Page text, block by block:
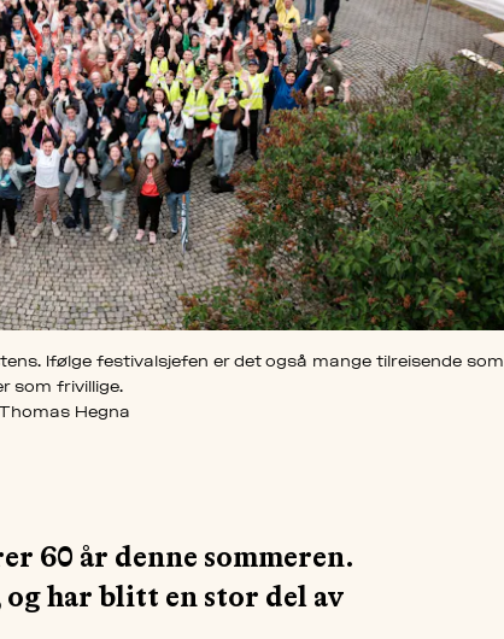
Ifølge festivalsjefen er det også mange tilreisende som
som frivillige.
Hegna
60 år denne sommeren.
har blitt en stor del av